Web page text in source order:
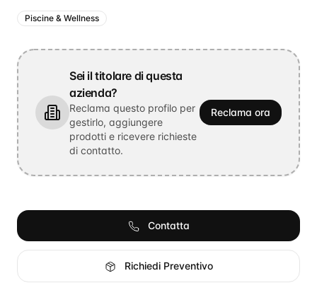
Piscine & Wellness
Sei il titolare di questa
azienda?
Reclama questo profilo per
gestirlo, aggiungere
prodotti e ricevere richieste
di contatto.
Reclama ora
Contatta
Richiedi Preventivo